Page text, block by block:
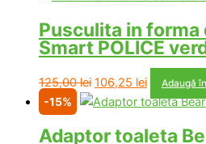
Pusculita in forma
Smart POLICE
125,00lei Prețul
inițial
fost:
106,25 leiPrețul
curent
106,25 lei.
Adaugă
-15%
Adaptor toaleta